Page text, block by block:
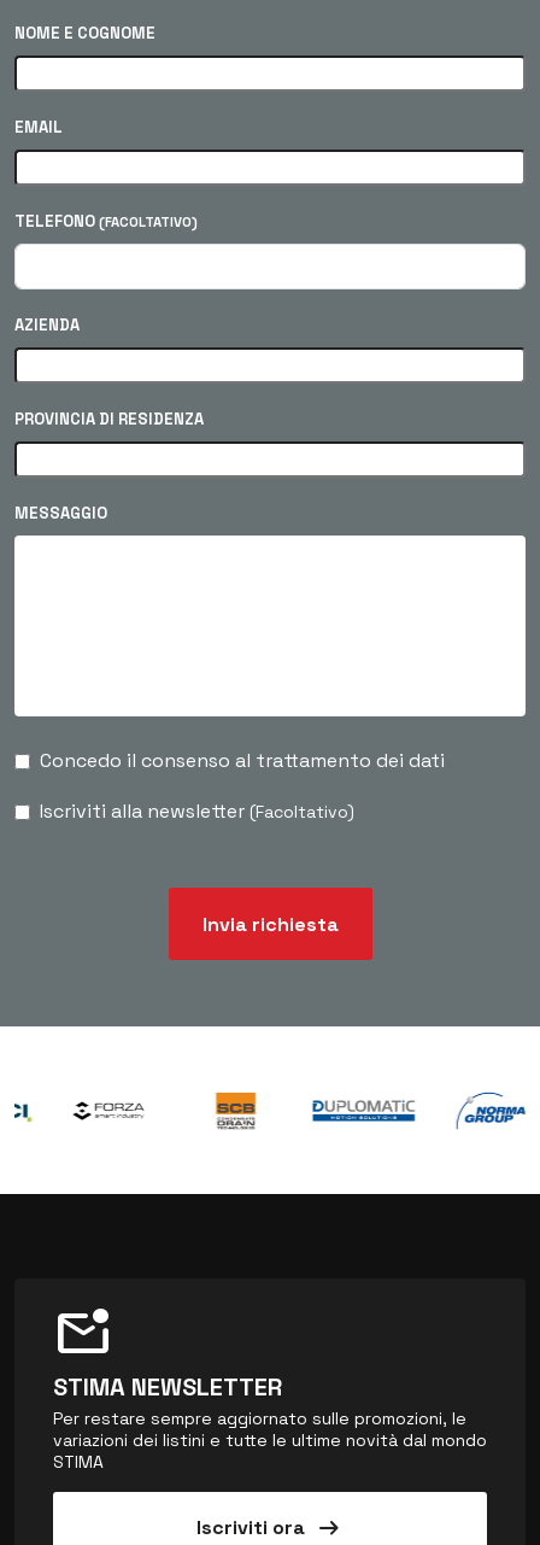
NOME E COGNOME
EMAIL
TELEFONO (FACOLTATIVO)
AZIENDA
PROVINCIA DI RESIDENZA
MESSAGGIO
Concedo il consenso al trattamento dei dati
Iscriviti alla newsletter (Facoltativo)
Invia richiesta
mark_email_unread
STIMA NEWSLETTER
Per restare sempre aggiornato sulle promozioni, le
variazioni dei listini e tutte le ultime novità dal mondo
STIMA
Iscriviti ora arrow_right_alt